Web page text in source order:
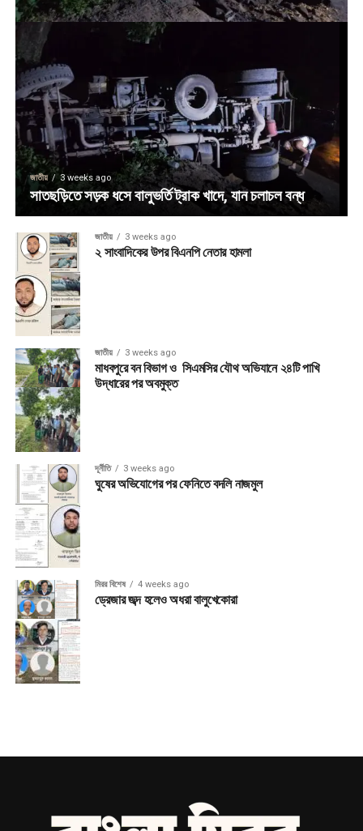
জাতীয় 3 weeks ago
সাতছড়িতে সড়ক ধসে বালুভর্তি ট্রাক খাদে, যান চলাচল বন্ধ
জাতীয় 3 weeks ago
২ সাংবাদিকের উপর বিএনপি নেতার হামলা
জাতীয় 3 weeks ago
মাধবপুরে বন বিভাগ ও সিএমসির যৌথ অভিযানে ২৪টি পাখি
উদ্ধারের পর অবমুক্ত
দূর্নীতি 3 weeks ago
ঘুষের অভিযোগের পর ফেনিতে বদলি নাজমুল
মিরর বিশেষ 4 weeks ago
ড্রেজার জব্দ হলেও অধরা বালুখেকোরা